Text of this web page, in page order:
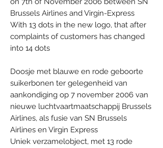
Brussels Airlines and Virgin-Express
With 13 dots in the new logo, that after
complaints of customers has changed
into 14 dots
Doosje met blauwe en rode geboorte
suikerbonen ter gelegenheid van
aankondiging op 7 november 2006 van
nieuwe luchtvaartmaatschappij Brussels
Airlines, als fusie van SN Brussels
Airlines en Virgin Express
Uniek verzamelobject, met 13 rode